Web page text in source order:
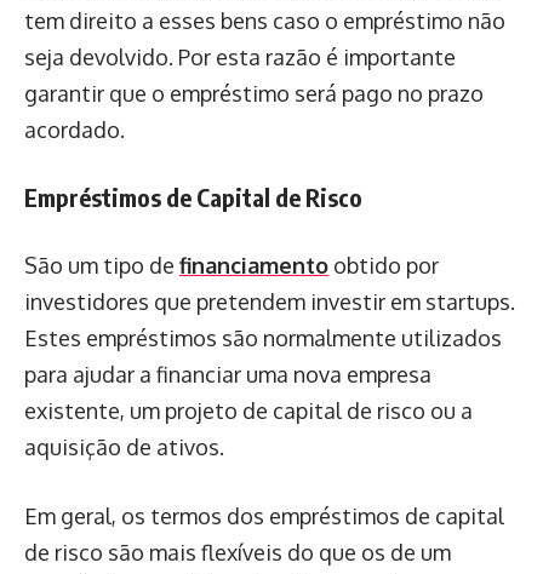
tem direito a esses bens caso o empréstimo não
seja devolvido. Por esta razão é importante
garantir que o empréstimo será pago no prazo
acordado.
Empréstimos de Capital de Risco
São um tipo de financiamento obtido por
investidores que pretendem investir em startups.
Estes empréstimos são normalmente utilizados
para ajudar a financiar uma nova empresa
existente, um projeto de capital de risco ou a
aquisição de ativos.
Em geral, os termos dos empréstimos de capital
de risco são mais flexíveis do que os de um